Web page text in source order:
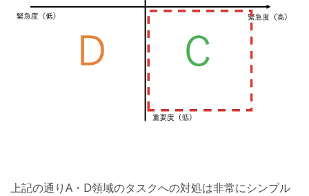
上記の通りA・D領域のタスクへの対処は非常にシンプル